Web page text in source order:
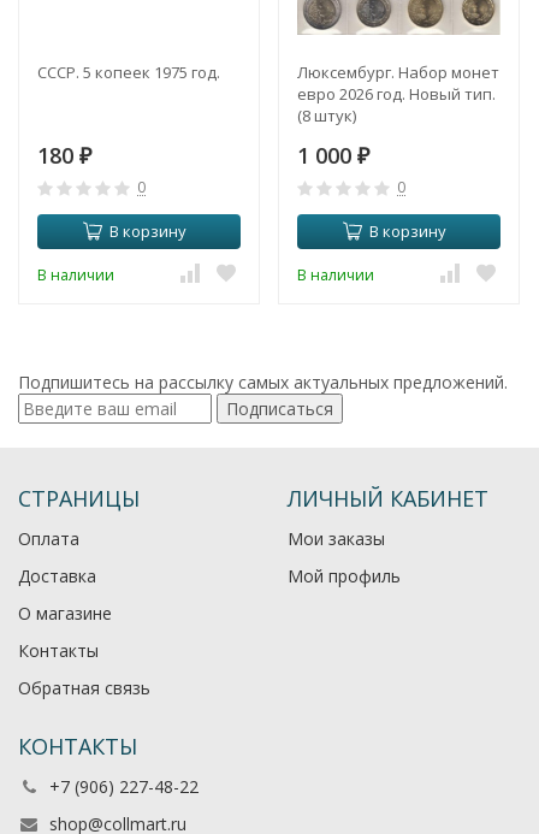
СССР. 5 копеек 1975 год.
180 ₽
0
В корзину
В наличии
Люксембург. Набор монет
евро 2026 год. Новый тип.
(8 штук)
1 000 ₽
0
В корзину
В наличии
Подпишитесь на рассылку самых актуальных предложений.
Подписаться
СТРАНИЦЫ
Оплата
Доставка
О магазине
Контакты
Обратная связь
ЛИЧНЫЙ КАБИНЕТ
Мои заказы
Мой профиль
КОНТАКТЫ
+7 (906) 227-48-22
shop@collmart.ru